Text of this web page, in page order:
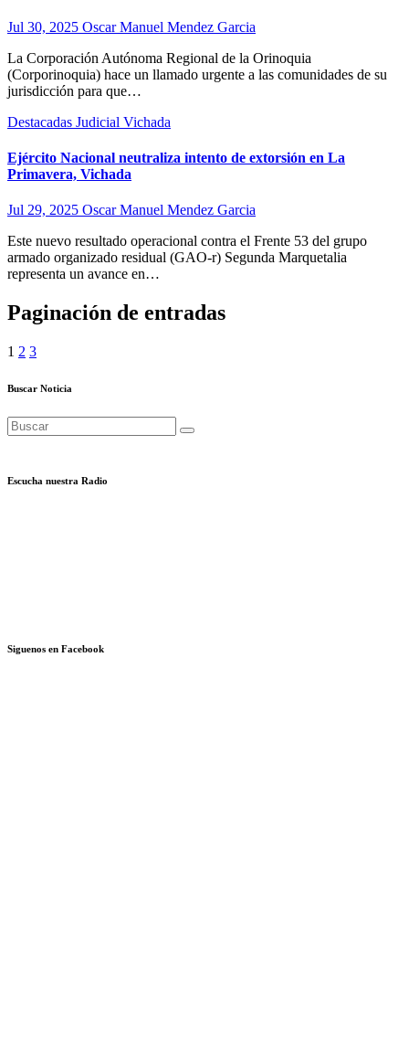
Jul 30, 2025 Oscar Manuel Mendez Garcia
La Corporación Autónoma Regional de la Orinoquia
(Corporinoquia) hace un llamado urgente a las comunidades de su
jurisdicción para que…
Destacadas Judicial Vichada
Ejército Nacional neutraliza intento de extorsión en La
Primavera, Vichada
Jul 29, 2025 Oscar Manuel Mendez Garcia
Este nuevo resultado operacional contra el Frente 53 del grupo
armado organizado residual (GAO-r) Segunda Marquetalia
representa un avance en…
Paginación de entradas
1 2 3
Buscar Noticia
Escucha nuestra Radio
Siguenos en Facebook